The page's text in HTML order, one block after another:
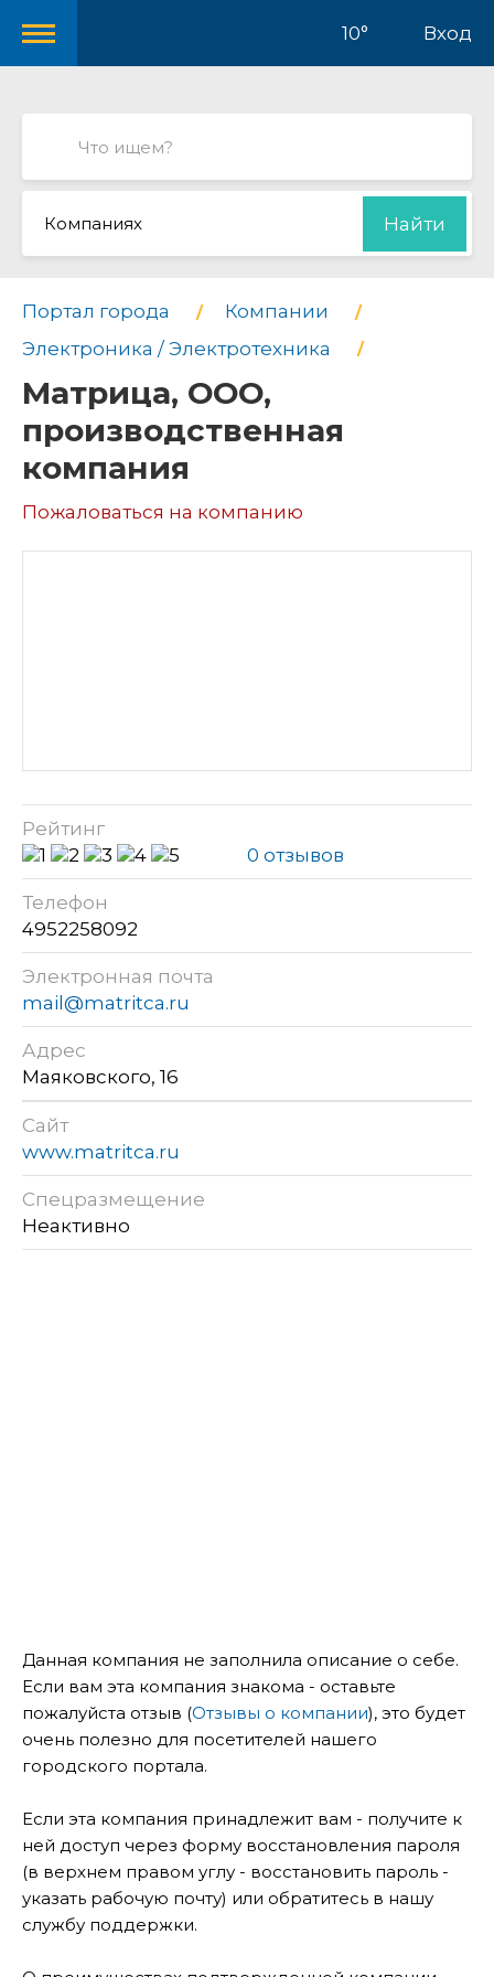
10° Вход
Компаниях Найти
Портал города
Компании
Электроника / Электротехника
Матрица, ООО,
производственная
компания
Пожаловаться на компанию
Рейтинг
0 отзывов
Телефон
4952258092
Электронная почта
mail@matritca.ru
Адрес
Маяковского, 16
Сайт
www.matritca.ru
Спецразмещение
Неактивно
Данная компания не заполнила описание о себе.
Если вам эта компания знакома - оставьте
пожалуйста отзыв (Отзывы о компании), это будет
очень полезно для посетителей нашего
городского портала.
Если эта компания принадлежит вам - получите к
ней доступ через форму восстановления пароля
(в верхнем правом углу - восстановить пароль -
указать рабочую почту) или обратитесь в нашу
службу поддержки.